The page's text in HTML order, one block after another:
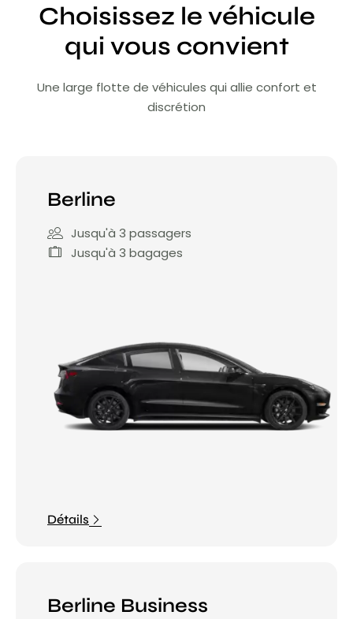
Choisissez le véhicule
qui vous convient
Une large flotte de véhicules qui allie confort et
discrétion
Berline
Jusqu'à 3 passagers
Jusqu'à 3 bagages
Détails
Berline Business